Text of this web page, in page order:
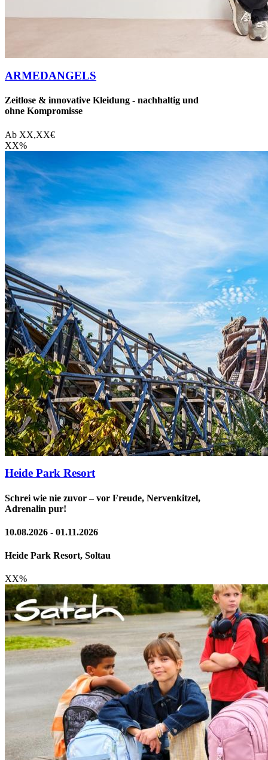
ARMEDANGELS
Zeitlose & innovative Kleidung - nachhaltig und
ohne Kompromisse
Ab XX,XX€
XX%
Heide Park Resort
Schrei wie nie zuvor – vor Freude, Nervenkitzel,
Adrenalin pur!
10.08.2026 - 01.11.2026
Heide Park Resort, Soltau
XX%